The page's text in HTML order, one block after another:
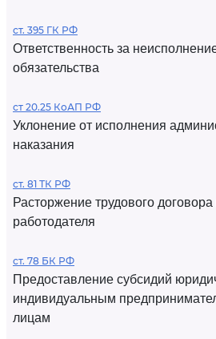
ст. 395 ГК РФ
Ответственность за
обязательства
ст 20.25 КоАП РФ
Уклонение от исполнения
наказания
ст. 81 ТК РФ
Расторжение трудового
работодателя
ст. 78 БК РФ
Предоставление субсидий
индивидуальным
лицам